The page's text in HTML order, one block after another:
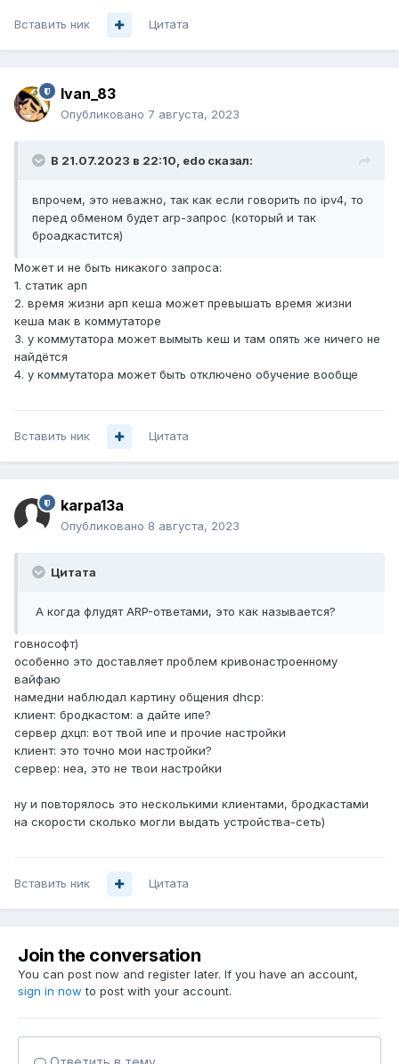
Вставить ник Цитата
Ivan_83
Опубликовано 7 августа, 2023
В 21.07.2023 в 22:10, edo сказал:
впрочем, это неважно, так как если говорить по ipv4, то
перед обменом будет arp-запрос (который и так
броадкастится)
Может и не быть никакого запроса:
1. статик арп
2. время жизни арп кеша может превышать время жизни
кеша мак в коммутаторе
3. у коммутатора может вымыть кеш и там опять же ничего не
найдётся
4. у коммутатора может быть отключено обучение вообще
Вставить ник Цитата
karpa13a
Опубликовано 8 августа, 2023
Цитата
А когда флудят ARP-ответами, это как называется?
говнософт)
особенно это доставляет проблем кривонастроенному
вайфаю
намедни наблюдал картину общения dhcp:
клиент: бродкастом: а дайте ипе?
сервер дхцп: вот твой ипе и прочие настройки
клиент: это точно мои настройки?
сервер: неа, это не твои настройки
ну и повторялось это несколькими клиентами, бродкастами
на скорости сколько могли выдать устройства-сеть)
Вставить ник Цитата
Join the conversation
You can post now and register later. If you have an account,
sign in now to post with your account.